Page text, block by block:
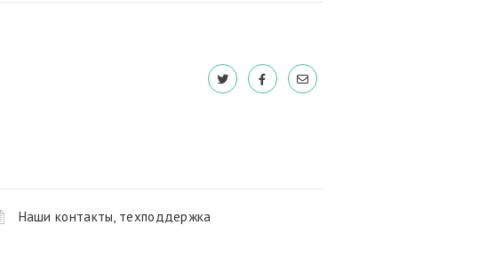
Наши контакты, техподдержка